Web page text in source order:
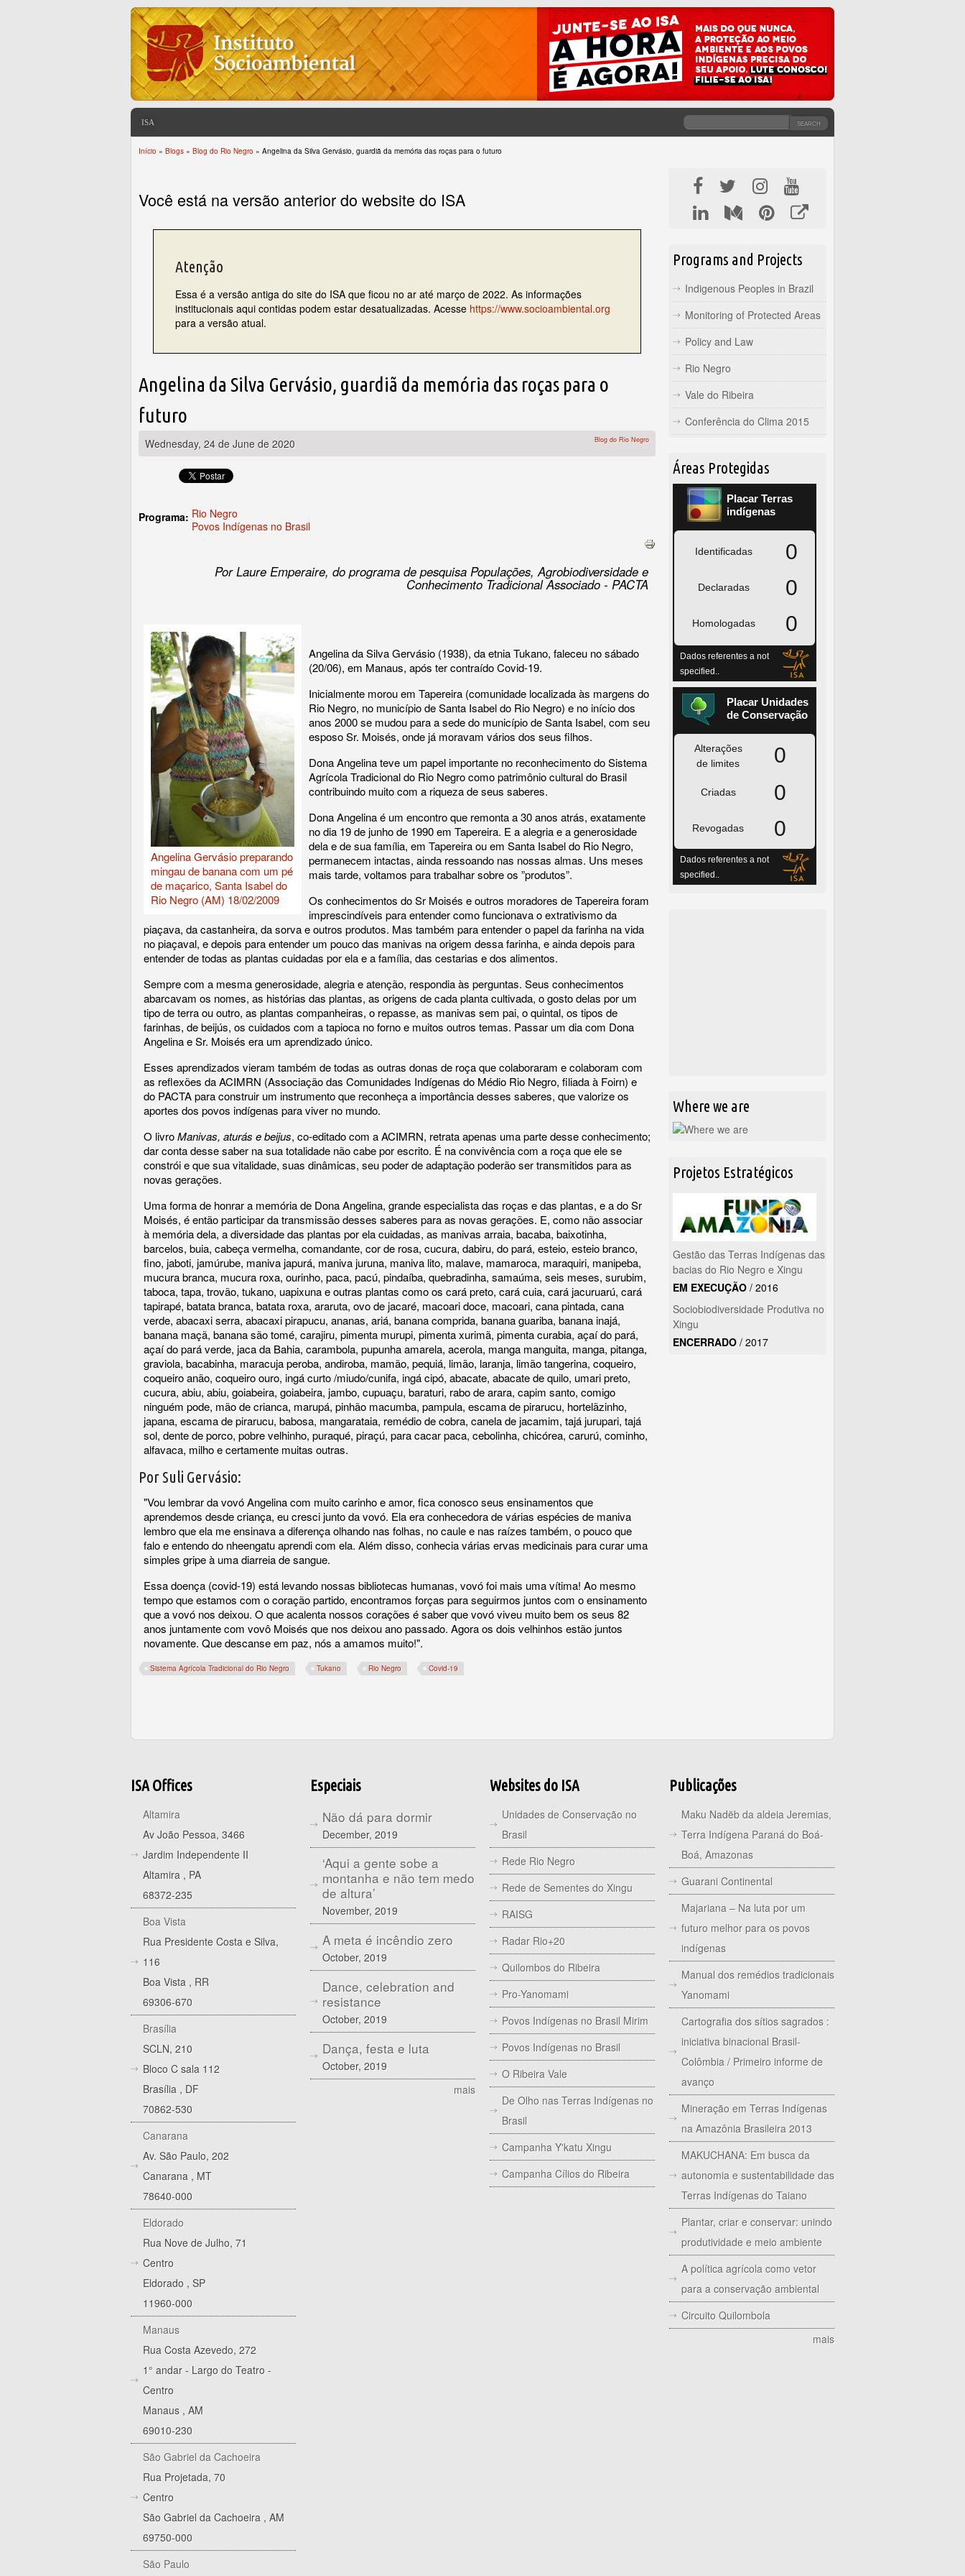
ISA
SEARCH FORM
SEARCH
Início » Blogs » Blog do Rio Negro » Angelina da Silva Gervásio, guardiã da memória das roças para o futuro
Você está na versão anterior do website do ISA
Atenção
Essa é a versão antiga do site do ISA que ficou no ar até março de 2022. As informações
institucionais aqui contidas podem estar desatualizadas. Acesse https://www.socioambiental.org
para a versão atual.
Angelina da Silva Gervásio, guardiã da memória das roças para o
futuro
Wednesday, 24 de June de 2020 Blog do Rio Negro
Programa: Rio Negro
Povos Indígenas no Brasil
Por Laure Emperaire, do programa de pesquisa Populações, Agrobiodiversidade e
Conhecimento Tradicional Associado - PACTA
Angelina Gervásio preparando
mingau de banana com um pé
de maçarico, Santa Isabel do
Rio Negro (AM) 18/02/2009
Angelina da Silva Gervásio (1938), da etnia Tukano, faleceu no sábado
(20/06), em Manaus, após ter contraído Covid-19.
Inicialmente morou em Tapereira (comunidade localizada às margens do
Rio Negro, no município de Santa Isabel do Rio Negro) e no início dos
anos 2000 se mudou para a sede do município de Santa Isabel, com seu
esposo Sr. Moisés, onde já moravam vários dos seus filhos.
Dona Angelina teve um papel importante no reconhecimento do Sistema
Agrícola Tradicional do Rio Negro como patrimônio cultural do Brasil
contribuindo muito com a riqueza de seus saberes.
Dona Angelina é um encontro que remonta a 30 anos atrás, exatamente
no dia 19 de junho de 1990 em Tapereira. E a alegria e a generosidade
dela e de sua família, em Tapereira ou em Santa Isabel do Rio Negro,
permanecem intactas, ainda ressoando nas nossas almas. Uns meses
mais tarde, voltamos para trabalhar sobre os ”produtos”.
Os conhecimentos do Sr Moisés e outros moradores de Tapereira foram
imprescindíveis para entender como funcionava o extrativismo da
piaçava, da castanheira, da sorva e outros produtos. Mas também para entender o papel da farinha na vida
no piaçaval, e depois para entender um pouco das manivas na origem dessa farinha, e ainda depois para
entender de todas as plantas cuidadas por ela e a família, das cestarias e dos alimentos.
Sempre com a mesma generosidade, alegria e atenção, respondia às perguntas. Seus conhecimentos
abarcavam os nomes, as histórias das plantas, as origens de cada planta cultivada, o gosto delas por um
tipo de terra ou outro, as plantas companheiras, o repasse, as manivas sem pai, o quintal, os tipos de
farinhas, de beijús, os cuidados com a tapioca no forno e muitos outros temas. Passar um dia com Dona
Angelina e Sr. Moisés era um aprendizado único.
Esses aprendizados vieram também de todas as outras donas de roça que colaboraram e colaboram com
as reflexões da ACIMRN (Associação das Comunidades Indígenas do Médio Rio Negro, filiada à Foirn) e
do PACTA para construir um instrumento que reconheça a importância desses saberes, que valorize os
aportes dos povos indígenas para viver no mundo.
O livroManivas, aturás e beijus, co-editado com a ACIMRN, retrata apenas uma parte desse conhecimento;
dar conta desse saber na sua totalidade não cabe por escrito. É na convivência com a roça que ele se
constrói e que sua vitalidade, suas dinâmicas, seu poder de adaptação poderão ser transmitidos para as
novas gerações.
Uma forma de honrar a memória de Dona Angelina, grande especialista das roças e das plantas, e a do Sr
Moisés, é então participar da transmissão desses saberes para as novas gerações. E, como não associar
à memória dela, a diversidade das plantas por ela cuidadas, as manivas arraia, bacaba, baixotinha,
barcelos, buia, cabeça vermelha, comandante, cor de rosa, cucura, dabiru, do pará, esteio, esteio branco,
fino, jaboti, jamúrube, maniva japurá, maniva juruna, maniva lito, malave, mamaroca, maraquiri, manipeba,
mucura branca, mucura roxa, ourinho, paca, pacú, pindaíba, quebradinha, samaúma, seis meses, surubim,
taboca, tapa, trovão, tukano, uapixuna e outras plantas como os cará preto, cará cuia, cará jacuruarú, cará
tapirapé, batata branca, batata roxa, araruta, ovo de jacaré, macoari doce, macoari, cana pintada, cana
verde, abacaxi serra, abacaxi pirapucu, ananas, ariá, banana comprida, banana guariba, banana inajá,
banana maçã, banana são tomé, carajiru, pimenta murupi, pimenta xurimã, pimenta curabia, açaí do pará,
açaí do pará verde, jaca da Bahia, carambola, pupunha amarela, acerola, manga manguita, manga, pitanga,
graviola, bacabinha, maracuja peroba, andiroba, mamão, pequiá, limão, laranja, limão tangerina, coqueiro,
coqueiro anão, coqueiro ouro, ingá curto /miudo/cunifa, ingá cipó, abacate, abacate de quilo, umari preto,
cucura, abiu, abiu, goiabeira, goiabeira, jambo, cupuaçu, baraturi, rabo de arara, capim santo, comigo
ninguém pode, mão de crianca, marupá, pinhão macumba, pampula, escama de pirarucu, hortelãzinho,
japana, escama de pirarucu, babosa, mangarataia, remédio de cobra, canela de jacamim, tajá jurupari, tajá
sol, dente de porco, pobre velhinho, puraqué, piraçú, para cacar paca, cebolinha, chicórea, carurú, cominho,
alfavaca, milho e certamente muitas outras.
Por Suli Gervásio:
"Vou lembrar da vovó Angelina com muito carinho e amor, fica conosco seus ensinamentos que
aprendemos desde criança, eu cresci junto da vovó. Ela era conhecedora de várias espécies de maniva
lembro que ela me ensinava a diferença olhando nas folhas, no caule e nas raízes também, o pouco que
falo e entendo do nheengatu aprendi com ela. Além disso, conhecia várias ervas medicinais para curar uma
simples gripe à uma diarreia de sangue.
Essa doença (covid-19) está levando nossas bibliotecas humanas, vovó foi mais uma vítima! Ao mesmo
tempo que estamos com o coração partido, encontramos forças para seguirmos juntos com o ensinamento
que a vovó nos deixou. O que acalenta nossos corações é saber que vovó viveu muito bem os seus 82
anos juntamente com vovô Moisés que nos deixou ano passado. Agora os dois velhinhos estão juntos
novamente. Que descanse em paz, nós a amamos muito!".
Sistema Agrícola Tradicional do Rio Negro Tukano Rio Negro Covid-19
Programs and Projects
Indigenous Peoples in Brazil
Monitoring of Protected Areas
Policy and Law
Rio Negro
Vale do Ribeira
Conferência do Clima 2015
Áreas Protegidas
Where we are
Projetos Estratégicos
Gestão das Terras Indígenas das
bacias do Rio Negro e Xingu
EM EXECUÇÃO / 2016
Sociobiodiversidade Produtiva no
Xingu
ENCERRADO / 2017
ISA Offices
Altamira
Av João Pessoa, 3466
Jardim Independente II
Altamira , PA
68372-235
Boa Vista
Rua Presidente Costa e Silva,
116
Boa Vista , RR
69306-670
Brasília
SCLN, 210
Bloco C sala 112
Brasília , DF
70862-530
Canarana
Av. São Paulo, 202
Canarana , MT
78640-000
Eldorado
Rua Nove de Julho, 71
Centro
Eldorado , SP
11960-000
Manaus
Rua Costa Azevedo, 272
1° andar - Largo do Teatro -
Centro
Manaus , AM
69010-230
São Gabriel da Cachoeira
Rua Projetada, 70
Centro
São Gabriel da Cachoeira , AM
69750-000
São Paulo
Especiais
Não dá para dormir
December, 2019
‘Aqui a gente sobe a
montanha e não tem medo
de altura’
November, 2019
A meta é incêndio zero
October, 2019
Dance, celebration and
resistance
October, 2019
Dança, festa e luta
October, 2019
mais
Websites do ISA
Unidades de Conservação no
Brasil
Rede Rio Negro
Rede de Sementes do Xingu
RAISG
Radar Rio+20
Quilombos do Ribeira
Pro-Yanomami
Povos Indígenas no Brasil Mirim
Povos Indígenas no Brasil
O Ribeira Vale
De Olho nas Terras Indígenas no
Brasil
Campanha Y'katu Xingu
Campanha Cílios do Ribeira
Publicações
Maku Nadëb da aldeia Jeremias,
Terra Indígena Paraná do Boá-
Boá, Amazonas
Guarani Continental
Majariana – Na luta por um
futuro melhor para os povos
indígenas
Manual dos remédios tradicionais
Yanomami
Cartografia dos sítios sagrados :
iniciativa binacional Brasil-
Colômbia / Primeiro informe de
avanço
Mineração em Terras Indígenas
na Amazônia Brasileira 2013
MAKUCHANA: Em busca da
autonomia e sustentabilidade das
Terras Indígenas do Taiano
Plantar, criar e conservar: unindo
produtividade e meio ambiente
A política agrícola como vetor
para a conservação ambiental
Circuito Quilombola
mais